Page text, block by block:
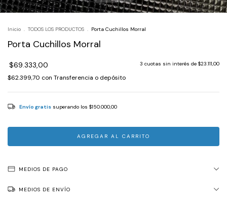
Inicio . TODOS LOS PRODUCTOS . Porta Cuchillos Morral
Porta Cuchillos Morral
$69.333,00 3 cuotas sin interés de $23.111,00
$62.399,70 con Transferencia o depósito
Envío gratis superando los $150.000,00
MEDIOS DE PAGO
MEDIOS DE ENVÍO